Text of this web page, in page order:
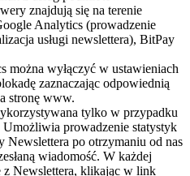
znajdują się na terenie
Analytics (prowadzenie
usługi newslettera), BitPay
można wyłączyć w ustawieniach
zaznaczając odpowiednią
stronę www.
tylko w przypadku
prowadzenie statystyk
Newslettera po otrzymaniu od nas
wiadomość. W każdej
z Newslettera, klikając w link